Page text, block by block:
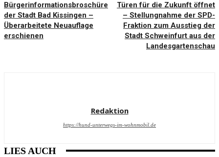
Bürgerinformationsbroschüre
der Stadt Bad Kissingen –
Überarbeitete Neuauflage
erschienen
Türen für die Zukunft öffnet
– Stellungnahme der SPD-
Fraktion zum Ausstieg der
Stadt Schweinfurt aus der
Landesgartenschau
Redaktion
https://hund-unterwegs-im-wohnmobil.de
LIES AUCH